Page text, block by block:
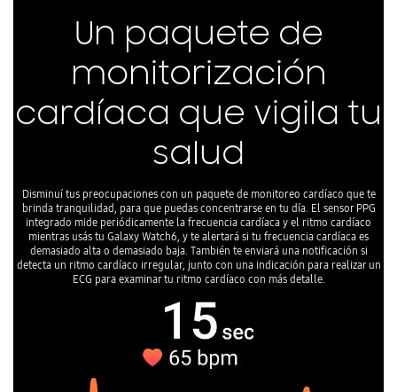
Un paquete de
monitorización
cardíaca que vigila tu
salud
Disminuí tus preocupaciones con un paquete de monitoreo cardíaco que te
brinda tranquilidad, para que puedas concentrarse en tu día. El sensor PPG
integrado mide periódicamente la frecuencia cardíaca y el ritmo cardíaco
mientras usás tu Galaxy Watch6, y te alertará si tu frecuencia cardíaca es
demasiado alta o demasiado baja. También te enviará una notificación si
detecta un ritmo cardíaco irregular, junto con una indicación para realizar un
ECG para examinar tu ritmo cardíaco con más detalle.